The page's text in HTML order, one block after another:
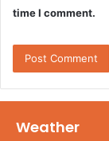
time I comment.
Weather